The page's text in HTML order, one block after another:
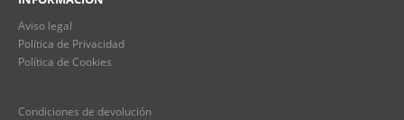
Aviso legal
Política de Privacidad
Política de Cookies
Condiciones de devolución